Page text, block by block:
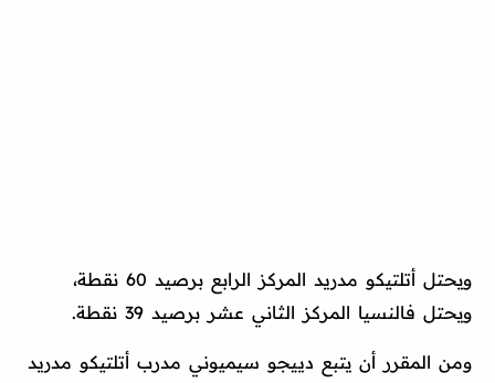
ويحتل أتلتيكو مدريد المركز الرابع برصيد 60 نقطة،
ويحتل فالنسيا المركز الثاني عشر برصيد 39 نقطة.
ومن المقرر أن يتبع دييجو سيميوني مدرب أتلتيكو مدريد